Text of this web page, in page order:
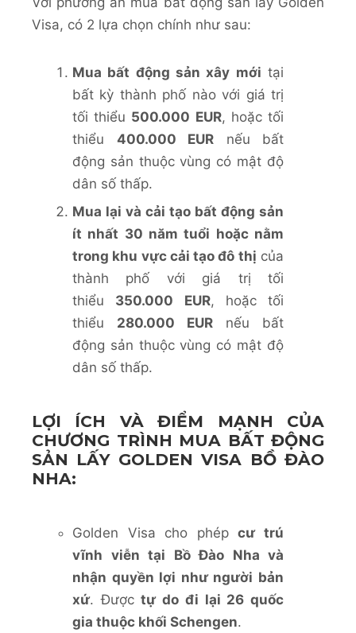
Visa, có 2 lựa chọn chính như sau:
Mua bất động sản xây mới tại
bất kỳ thành phố nào với giá trị
tối thiểu 500.000 EUR, hoặc tối
thiểu 400.000 EUR nếu bất
động sản thuộc vùng có mật độ
dân số thấp.
Mua lại và cải tạo bất động sản
ít nhất 30 năm tuổi hoặc nằm
trong khu vực cải tạo đô thị của
thành phố với giá trị tối
thiểu 350.000 EUR, hoặc tối
thiểu 280.000 EUR nếu bất
động sản thuộc vùng có mật độ
dân số thấp.
LỢI ÍCH VÀ ĐIỂM MẠNH CỦA
CHƯƠNG TRÌNH MUA BẤT ĐỘNG
SẢN LẤY GOLDEN VISA BỒ ĐÀO
NHA:
Golden Visa cho phépcư trú
vĩnh viễn tại Bồ Đào Nha và
nhận quyền lợi như người bản
xứ. Đượctự do đi lại 26 quốc
gia thuộc khối Schengen.